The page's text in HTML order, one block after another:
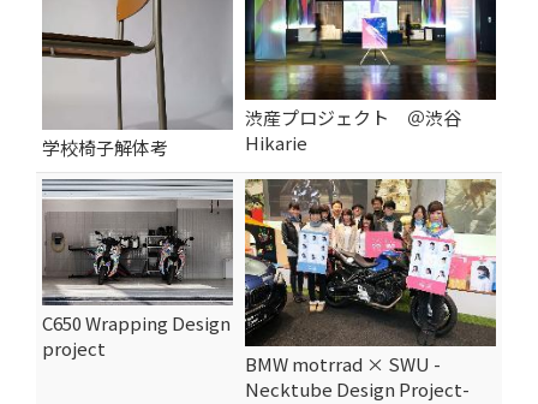
学校椅子解体考
渋産プロジェクト ＠渋谷
Hikarie
C650 Wrapping Design
project
BMW motrrad × SWU -
Necktube Design Project-